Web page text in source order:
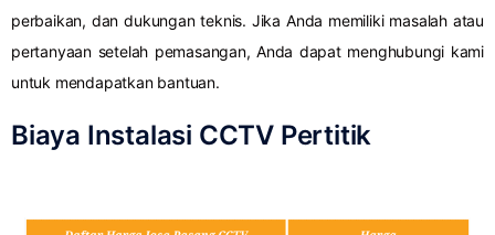
perbaikan, dan dukungan teknis. Jika Anda memiliki masalah atau
pertanyaan setelah pemasangan, Anda dapat menghubungi kami
untuk mendapatkan bantuan.
Biaya Instalasi CCTV Pertitik